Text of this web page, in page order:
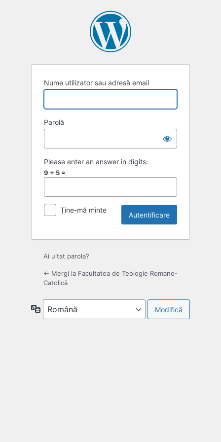
Nume utilizator sau adresă email
Parolă
Please enter an answer in digits:
9 + 5 =
Ține-mă minte
Ai uitat parola?
← Mergi la Facultatea de Teologie Romano-
Catolică
Limbă